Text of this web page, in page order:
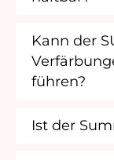
Kann der
führen?
Ist der